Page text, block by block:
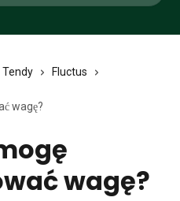
Tendy
Fluctus
wagę?
wagę?